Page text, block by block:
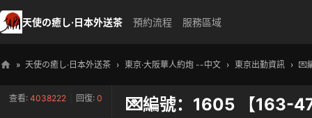
天使の癒し·日本外送茶 預約流程 服務區域
使
» 天使の癒し·日本外送茶 › 東京·大阪華人約炮 --中文 › 東京出勤資訊 › 💌
查看: 4038222 回復: 0 💌編號：1605 【163-